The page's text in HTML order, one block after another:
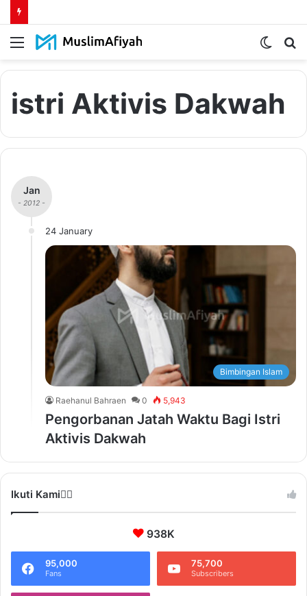
Menu
Switch
istri Aktivis Dakwah
Jan
- 2012 -
24 January
Bimbingan Islam
Raehanul Bahraen 0 5,943
Pengorbanan Jatah Waktu Bagi Istri
Aktivis Dakwah
Ikuti Kami❤️‍🔥
938K
95,000
Fans
75,700
Subscribers